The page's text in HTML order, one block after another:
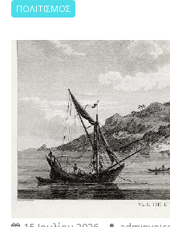
ΠΟΛΙΤΙΣΜΟΣ